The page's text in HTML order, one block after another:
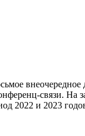
связи. На
2022 и 2023